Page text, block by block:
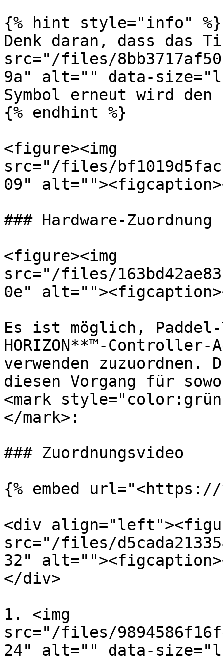
{% hint style="info" %}
Denk daran, dass das
src="/files/
9a" alt="" data-
Symbol erneut wird
{% endhint %}
<figure><img
src="/files/
09"
### Hardware-Zuordnung
<figure><img
src="/files/
0e"
Es ist möglich, Paddel-
HORIZON**™-
verwenden zuzuordnen.
diesen Vorgang für
<mark
</mark>:
### Zuordnungsvideo
{% embed url="<https://
<div
src="/files/
32"
</div>
1. <img
src="/files/
24" alt="" data-